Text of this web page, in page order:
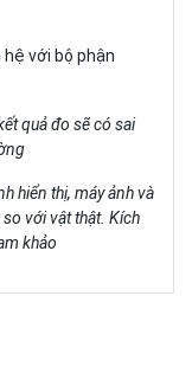
với bộ phận
quả đo sẽ có sai
hiển thị, máy ảnh và
so với vật thật. Kích
khảo